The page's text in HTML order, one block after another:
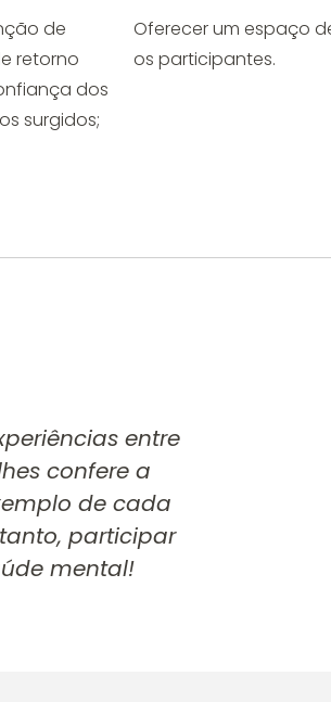
de
retorno
dos
surgidos;
Oferecer um espaço
os participantes.
entre
confere a
de cada
participar
mental!